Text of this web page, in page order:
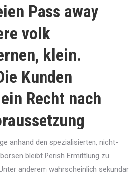
Pass away
volk
klein.
Kunden
Recht nach
anhand den spezialisierten, nicht-
bleibt Perish Ermittlung zu
anderem wahrscheinlich sekundar